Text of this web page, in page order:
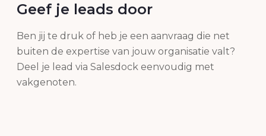
Geef je leads door
Ben jij te druk of heb je een aanvraag die net
buiten de expertise van jouw organisatie valt?
Deel je lead via Salesdock eenvoudig met
vakgenoten.